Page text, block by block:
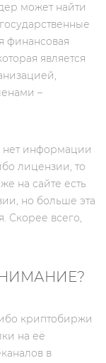
может найти
финансовая
является
–
нет информации
лицензии, то
на сайте есть
но больше эта
Скорее всего,
криптобиржи
на её
в